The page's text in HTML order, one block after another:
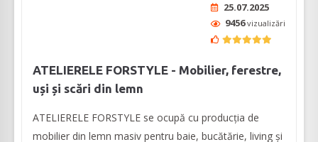
25.07.2025
9456vizualizări
ATELIERELE FORSTYLE - Mobilier, ferestre,
uși și scări din lemn
ATELIERELE FORSTYLE se ocupă cu producția de
mobilier din lemn masiv pentru baie, bucătărie, living și